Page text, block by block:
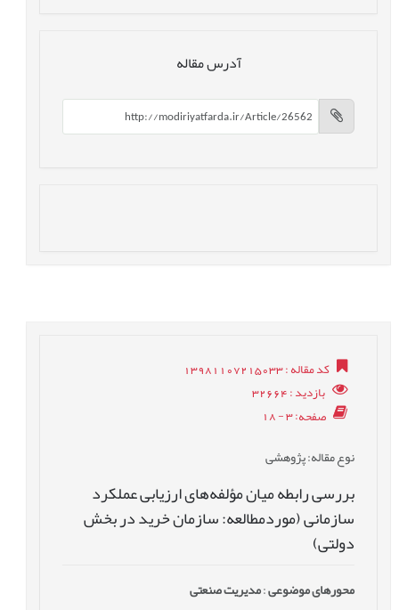
آدرس مقاله
کد مقاله: 13981107215033
بازدید: 32664
صفحه: 3 - 18
نوع مقاله: پژوهشی
بررسی رابطه میان مؤلفه‌های ارزیابی عملکرد
سازمانی (موردمطالعه: سازمان خرید در بخش
دولتی)
محورهای موضوعی:مدیریت صنعتی